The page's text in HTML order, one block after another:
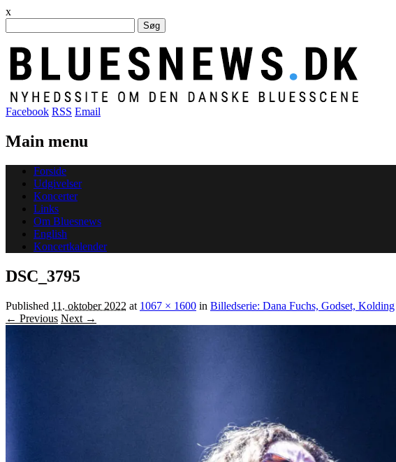
x
efter:
Facebook RSS Email
Main menu
Skip
content
Forside
Udgivelser
Koncerter
Links
Om Bluesnews
English
Koncertkalender
DSC_3795
Published 11. oktober 2022 at 1067 × 1600 in Billedserie: Dana Fuchs, Godset, Kolding
← Previous Next →